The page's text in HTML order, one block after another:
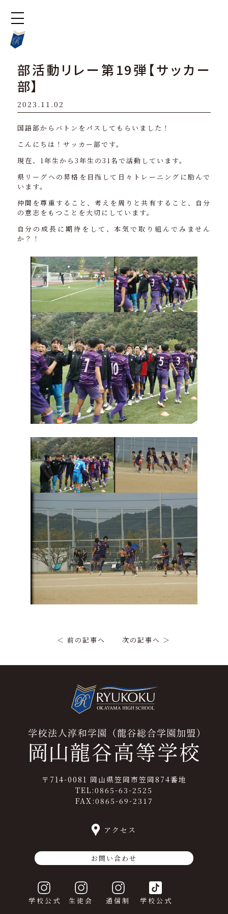
部活動リレー第19弾【サッカー
部】
2023.11.02
国語部からバトンをパスしてもらいました！
こんにちは！サッカー部です。
現在、1年生から3年生の31名で活動しています。
県リーグへの昇格を目指して日々トレーニングに励んで
います。
仲間を尊重すること、考えを周りと共有すること、自分
の意志をもつことを大切にしています。
自分の成長に期待をして、本気で取り組んでみません
か？！
＜ 前の記事へ 次の記事へ ＞
〒714-0081 岡山県笠岡市笠岡874番地
TEL:0865-63-2525
FAX:0865-69-2317
アクセス
お問い合わせ
学校公式 生徒会 通信制 学校公式